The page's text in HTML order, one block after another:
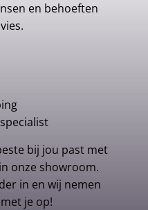
en behoeften
bij jou past met
onze showroom.
in en wij nemen
je op!